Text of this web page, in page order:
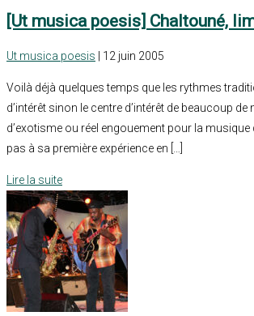
[Ut musica poesis] Chaltouné,
Ut musica poesis | 12 juin 2005
Voilà déjà quelques temps que les rythmes
d’intérêt sinon le centre d’intérêt de beaucoup
d’exotisme ou réel engouement pour la musique
pas à sa première expérience en […]
Lire la suite